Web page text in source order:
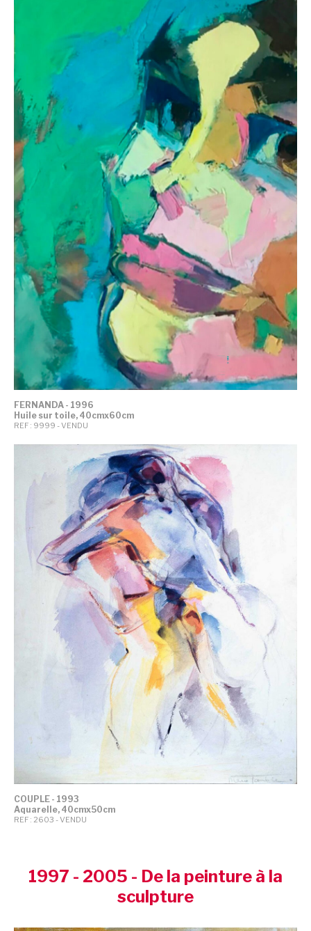
FERNANDA - 1996
Huile sur toile, 40cmx60cm
REF : 9999 - VENDU
COUPLE - 1993
Aquarelle, 40cmx50cm
REF : 2603 - VENDU
1997 - 2005 - De la peinture à la
sculpture